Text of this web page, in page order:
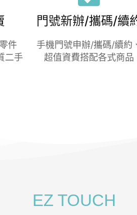
件
二手
門號新辦/攜碼/續
手機門號申辦/攜碼/續約
超值資費搭配各式商品
EZ TOUCH